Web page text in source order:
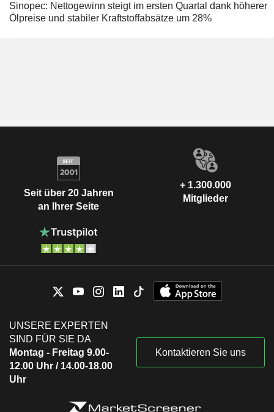
Sinopec: Nettogewinn steigt im ersten Quartal dank höherer
Ölpreise und stabiler Kraftstoffabsätze um 28%
Seit über 20 Jahren
an Ihrer Seite
+ 1.300.000
Mitglieder
UNSERE EXPERTEN
SIND FÜR SIE DA
Montag - Freitag 9.00-
12.00 Uhr / 14.00-18.00
Uhr
Kontaktieren Sie uns